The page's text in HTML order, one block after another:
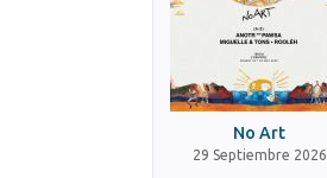
No Art
29 Septiembre 2026